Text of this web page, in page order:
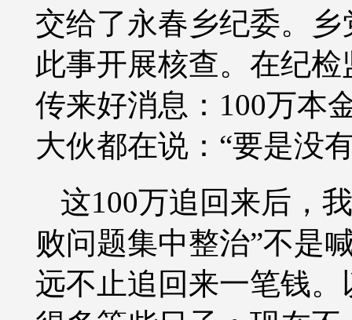
交给了永春乡纪委。
此事开展核查。在纪
传来好消息：100万本
大伙都在说：“要是没
这100万追回来后，
败问题集中整治”不是
远不止追回来一笔钱